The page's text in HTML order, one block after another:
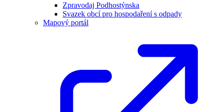
Zpravodaj Podhostýnska
Svazek obcí pro hospodaření s odpady
Mapový portál